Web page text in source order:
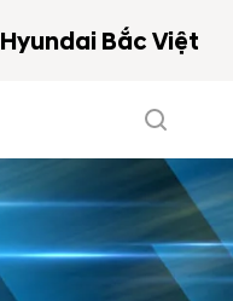
Hyundai Bắc Việt